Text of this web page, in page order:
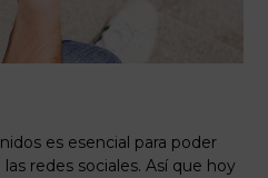
es esencial para poder
redes sociales. Así que hoy